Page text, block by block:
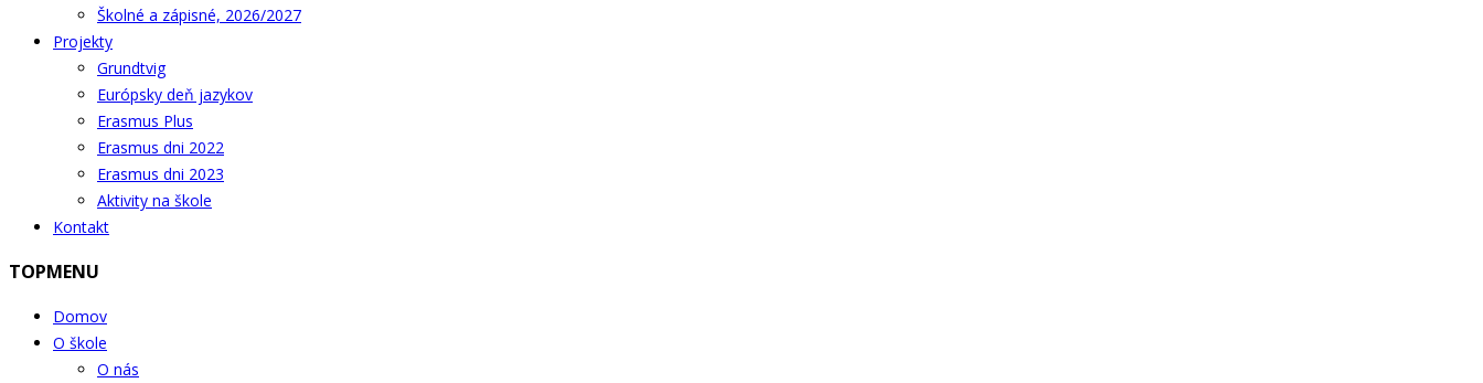
Školné a zápisné, 2026/2027
Projekty
Grundtvig
Európsky deň jazykov
Erasmus Plus
Erasmus dni 2022
Erasmus dni 2023
Aktivity na škole
Kontakt
TOPMENU
Domov
O škole
O nás